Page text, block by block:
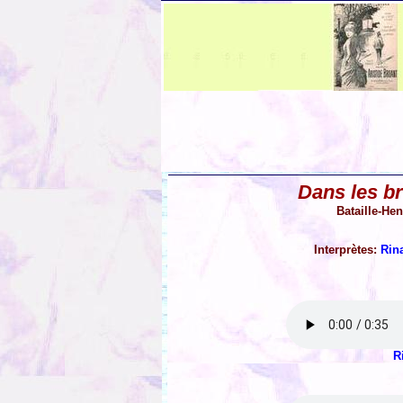
Dans les
Bataille-
Interprètes: